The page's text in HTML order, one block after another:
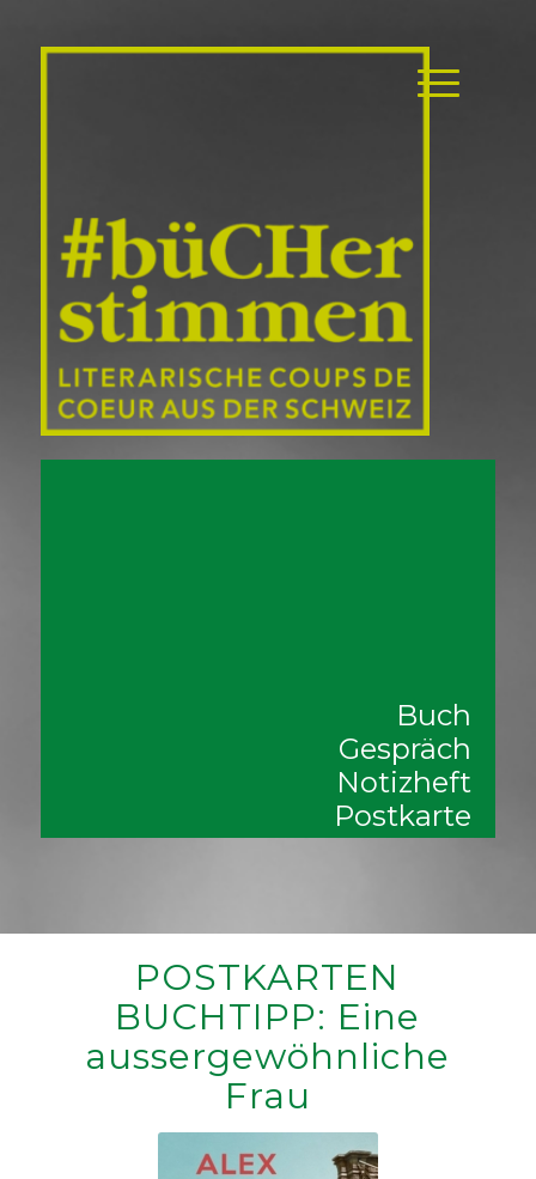
Buch
Gespräch
Notizheft
Postkarte
POSTKARTEN
BUCHTIPP: Eine
aussergewöhnliche
Frau